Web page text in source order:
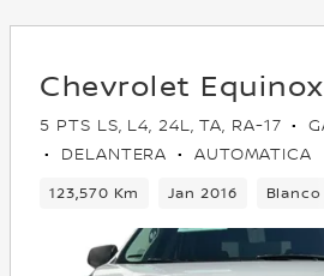
Chevrolet Equinox
5 PTS LS, L4, 24L, TA, RA-17
DELANTERA
AUTOMATICA
123,570 Km Jan 2016 Blanco